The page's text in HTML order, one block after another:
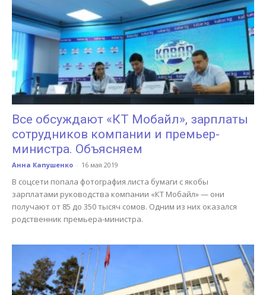
Все обсуждают «КТ Мобайл», зарплаты
сотрудников компании и премьер-
министра. Объясняем
Анна Капушенко - 16 мая 2019
В соцсети попала фотография листа бумаги с якобы
зарплатами руководства компании «КТ Мобайл» — они
получают от 85 до 350 тысяч сомов. Одним из них оказался
родственник премьера-министра.